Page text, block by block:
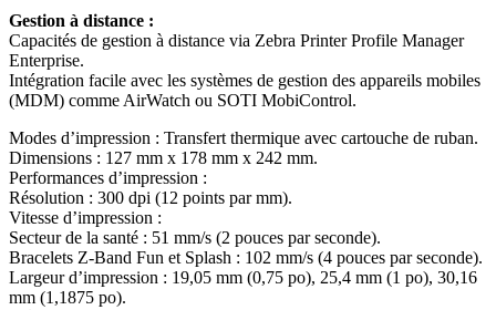
Gestion à distance :
Capacités de gestion à distance via Zebra Printer Profile Manager
Enterprise.
Intégration facile avec les systèmes de gestion des appareils mobiles
(MDM) comme AirWatch ou SOTI MobiControl.
Modes d’impression : Transfert thermique avec cartouche de ruban.
Dimensions : 127 mm x 178 mm x 242 mm.
Performances d’impression :
Résolution : 300 dpi (12 points par mm).
Vitesse d’impression :
Secteur de la santé : 51 mm/s (2 pouces par seconde).
Bracelets Z-Band Fun et Splash : 102 mm/s (4 pouces par seconde).
Largeur d’impression : 19,05 mm (0,75 po), 25,4 mm (1 po), 30,16
mm (1,1875 po).